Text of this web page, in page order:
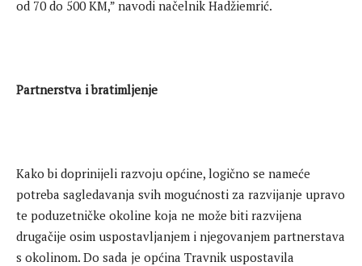
od 70 do 500 KM,” navodi načelnik Hadžiemrić.
Partnerstva i bratimljenje
Kako bi doprinijeli razvoju općine, logično se nameće
potreba sagledavanja svih mogućnosti za razvijanje upravo
te poduzetničke okoline koja ne može biti razvijena
drugačije osim uspostavljanjem i njegovanjem partnerstava
s okolinom. Do sada je općina Travnik uspostavila